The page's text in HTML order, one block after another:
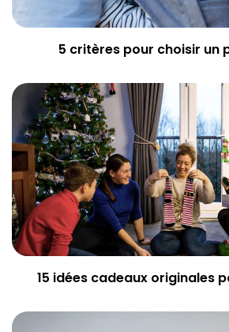
5 critères pour choisir un
15 idées cadeaux originales